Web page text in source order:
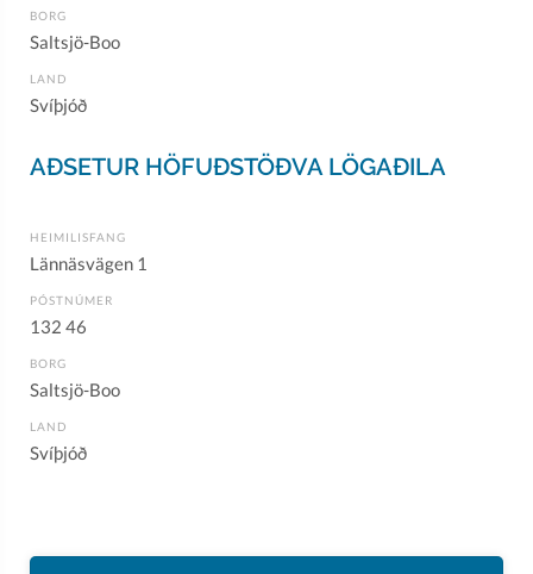
BORG
Saltsjö-Boo
LAND
Svíþjóð
AÐSETUR HÖFUÐSTÖÐVA LÖGAÐILA
HEIMILISFANG
Lännäsvägen 1
PÓSTNÚMER
132 46
BORG
Saltsjö-Boo
LAND
Svíþjóð